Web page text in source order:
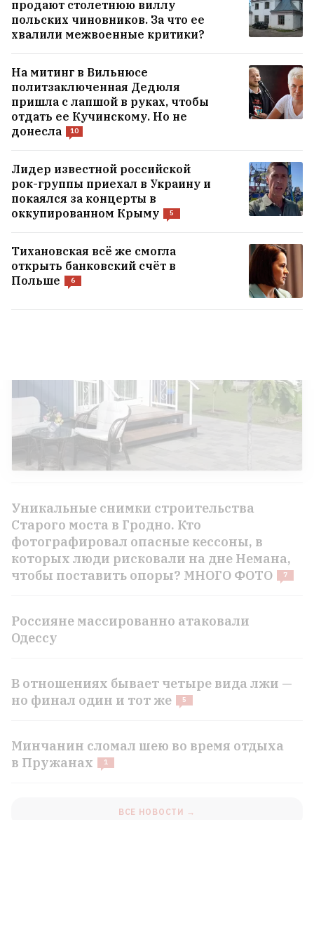
продают столетнюю виллу
польских чиновников. За что ее
хвалили межвоенные критики?
На митинг в Вильнюсе
политзаключенная Дедюля
пришла с лапшой в руках, чтобы
отдать ее Кучинскому. Но не
донесла
10
Лидер известной российской
рок-группы приехал в Украину и
покаялся за концерты в
оккупированном Крыму
5
Тихановская всё же смогла
открыть банковский счёт в
Польше
6
Купили заброшенный дом, в
превратили в конфетку
Уникальные снимки строительства
Старого моста в Гродно. Кто
фотографировал опасные кессоны, в
которых люди рисковали на дне Немана,
чтобы поставить опоры? МНОГО ФОТО
7
Россияне массированно атаковали
Одессу
В отношениях бывает четыре вида лжи —
но финал один и тот же
5
Минчанин сломал шею во время отдыха
в Пружанах
1
ВСЕ НОВОСТИ →